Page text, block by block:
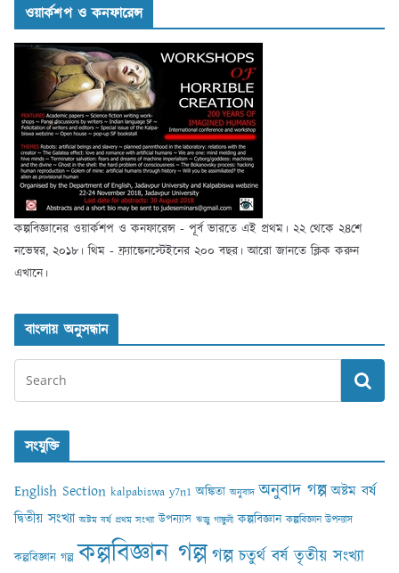
ওয়ার্কশপ ও কনফারেন্স
কল্পবিজ্ঞানের ওয়ার্কশপ ও কনফারেন্স - পূর্ব ভারতে এই প্রথম। ২২ থেকে ২৪শে
নভেম্বর, ২০১৮। থিম - ফ্র্যাঙ্কেনস্টেইনের ২০০ বছর। আরো জানতে ক্লিক করুন
এখানে।
বাংলায় অনুসন্ধান
সংযুক্তি
English Section kalpabiswa y7n1 অঙ্কিতা অনুবাদ অনুবাদ গল্প অষ্টম বর্ষ
দ্বিতীয় সংখ্যা অষ্টম বর্ষ প্রথম সংখ্যা উপন্যাস ঋজু গাঙ্গুলী কল্পবিজ্ঞান কল্পবিজ্ঞান উপন্যাস
কল্পবিজ্ঞান গল্প কল্পবিজ্ঞান গল্পগল্প চতুর্থ বর্ষ তৃতীয় সংখ্যা